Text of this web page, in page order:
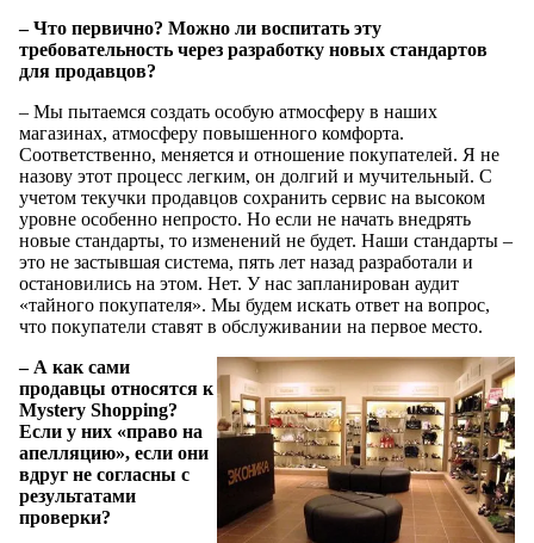
– Что первично? Можно ли воспитать эту
требовательность через разработку новых стандартов
для продавцов?
– Мы пытаемся создать особую атмосферу в наших
магазинах, атмосферу повышенного комфорта.
Соответственно, меняется и отношение покупателей. Я не
назову этот процесс легким, он долгий и мучительный. С
учетом текучки продавцов сохранить сервис на высоком
уровне особенно непросто. Но если не начать внедрять
новые стандарты, то изменений не будет. Наши стандарты –
это не застывшая система, пять лет назад разработали и
остановились на этом. Нет. У нас запланирован аудит
«тайного покупателя». Мы будем искать ответ на вопрос,
что покупатели ставят в обслуживании на первое место.
– А как сами
продавцы относятся к
Mystery Shopping?
Если у них «право на
апелляцию», если они
вдруг не согласны с
результатами
проверки?